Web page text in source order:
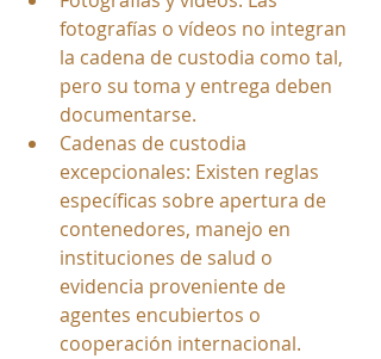
fotografías o vídeos no integran
la cadena de custodia como tal,
pero su toma y entrega deben
documentarse.
Cadenas de custodia
excepcionales: Existen reglas
específicas sobre apertura de
contenedores, manejo en
instituciones de salud o
evidencia proveniente de
agentes encubiertos o
cooperación internacional.